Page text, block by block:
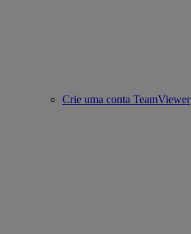
Crie uma conta TeamViewer